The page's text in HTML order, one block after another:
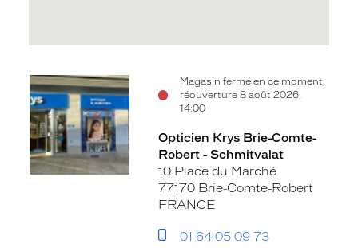
Magasin fermé en ce moment,
réouverture 8 août 2026,
14:00
Voir
la
fiche
Opticien Krys Brie-Comte-
Robert - Schmitvalat
10 Place du Marché
77170 Brie-Comte-Robert
FRANCE
01 64 05 09 73